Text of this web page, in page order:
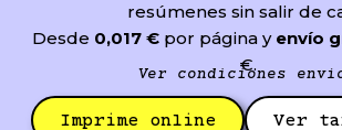
resúmenes sin salir de
Desde 0,017 €por página y envío
€.
Ver condiciones
Imprime online Ver